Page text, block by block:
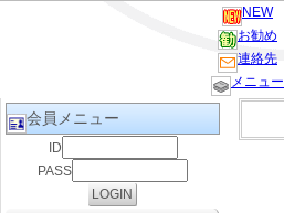
NEW
お勧め
連絡先
メニュー
会員メニュー
ID
PASS